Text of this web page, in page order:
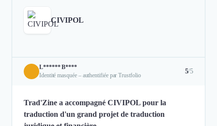
CIVIPOL
L****** B****
Identité masquée – authentifiée par Trustfolio
5/5
Trad'Zine a accompagné CIVIPOL pour la
traduction d'un grand projet de traduction